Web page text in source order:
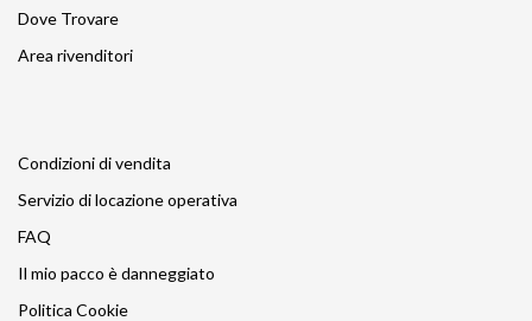
Dove Trovare
Area rivenditori
Condizioni di vendita
Servizio di locazione operativa
FAQ
Il mio pacco è danneggiato
Politica Cookie